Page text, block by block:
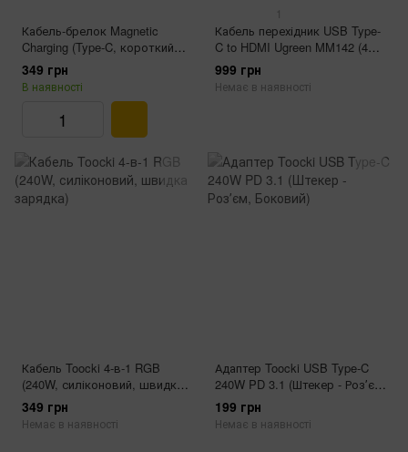
Кабель-брелок Magnetic
Charging (Type-C, короткий
кабель, MagSafe)
349 грн
В наявності
1
Кабель перехідник USB Type-
C to HDMI Ugreen MM142 (4K
60Гц, 1.5 м)
999 грн
Немає в наявності
Кабель Toocki 4-в-1 RGB
(240W, силіконовий, швидка
зарядка)
349 грн
Немає в наявності
Адаптер Toocki USB Type‑C
240W PD 3.1 (Штекер - Розʼєм,
Боковий)
199 грн
Немає в наявності